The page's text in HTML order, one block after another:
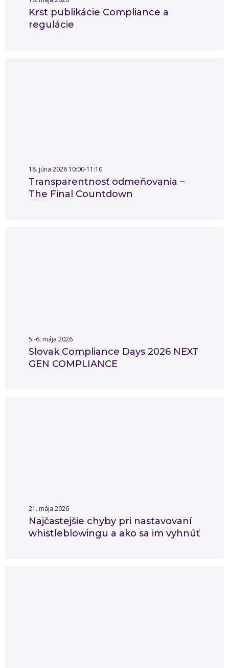
Krst publikácie Compliance a
regulácie
18. júna 2026 10:00-11:10
Transparentnosť odmeňovania –
The Final Countdown
5.-6. mája 2026
Slovak Compliance Days 2026 NEXT
GEN COMPLIANCE
21. mája 2026
Najčastejšie chyby pri nastavovaní
whistleblowingu a ako sa im vyhnúť